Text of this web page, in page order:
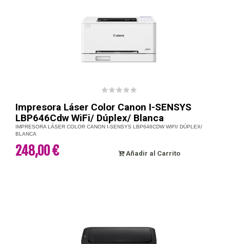
Impresora Láser Color Canon I-SENSYS
LBP646Cdw WiFi/ Dúplex/ Blanca
IMPRESORA LÁSER COLOR CANON I-SENSYS LBP646CDW WIFI/ DÚPLEX/
BLANCA
248,00 € Añadir al Carrito